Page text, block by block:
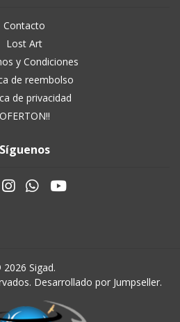
Contacto
Lost Art
y Condiciones
de reembolso
de privacidad
OFERTON!!
Síguenos
Sigad.
Desarrollado por Jumpseller.